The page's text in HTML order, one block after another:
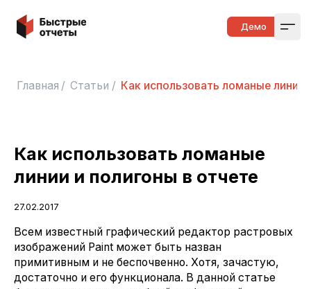
Быстрые отчеты Демо
Главная / Статьи / Как использовать ломаные линии
Как использовать ломаные
линии и полигоны в отчете
27.02.2017
Всем известный графический редактор растровых
изображений Paint может быть назван
примитивным и не беспочвенно. Хотя, зачастую,
достаточно и его функционала. В данной статье